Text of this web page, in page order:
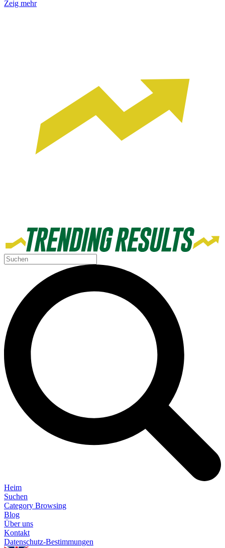
Zeig mehr
Heim
Suchen
Category Browsing
Blog
Über uns
Kontakt
Datenschutz-Bestimmungen